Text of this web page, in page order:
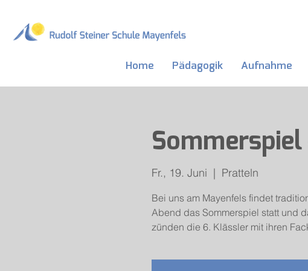
Home Pädagogik Aufnahme
Fr., 19. Juni
  |
Pratteln
Bei uns am Mayenfels findet
Abend das Sommerspiel statt und
zünden die 6. Klässler mit ihren